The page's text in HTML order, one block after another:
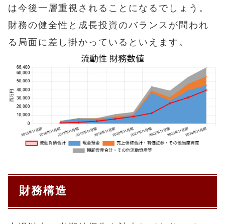
は今後一層重視されることになるでしょう。
財務の健全性と成長投資のバランスが問われ
る局面に差し掛かっているといえます。
財務構造